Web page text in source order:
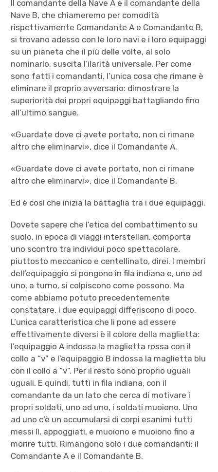
Il comandante della Nave A e il comandante della
Nave B, che chiameremo per comodità
rispettivamente Comandante A e Comandante B,
si trovano adesso con le loro navi e i loro equipaggi
su un pianeta che il più delle volte, al solo
nominarlo, suscita l’ilarità universale. Per come
sono fatti i comandanti, l’unica cosa che rimane è
eliminare il proprio avversario: dimostrare la
superiorità dei propri equipaggi battagliando fino
all’ultimo sangue.
«Guardate dove ci avete portato, non ci rimane
altro che eliminarvi», dice il Comandante A.
«Guardate dove ci avete portato, non ci rimane
altro che eliminarvi», dice il Comandante B.
Ed è così che inizia la battaglia tra i due equipaggi.
Dovete sapere che l’etica del combattimento su
suolo, in epoca di viaggi interstellari, comporta
uno scontro tra individui poco spettacolare,
piuttosto meccanico e centellinato, direi. I membri
dell’equipaggio si pongono in fila indiana e, uno ad
uno, a turno, si colpiscono come possono. Ma
come abbiamo potuto precedentemente
constatare, i due equipaggi differiscono di poco.
L’unica caratteristica che li pone ad essere
effettivamente diversi è il colore della maglietta:
l’equipaggio A indossa la maglietta rossa con il
collo a “v” e l’equipaggio B indossa la maglietta blu
con il collo a “v”. Per il resto sono proprio uguali
uguali. E quindi, tutti in fila indiana, con il
comandante da un lato che cerca di motivare i
propri soldati, uno ad uno, i soldati muoiono. Uno
ad uno c’è un accumularsi di corpi esanimi tutti
messi lì, appoggiati, e muoiono e muoiono fino a
morire tutti. Rimangono solo i due comandanti: il
Comandante A e il Comandante B.